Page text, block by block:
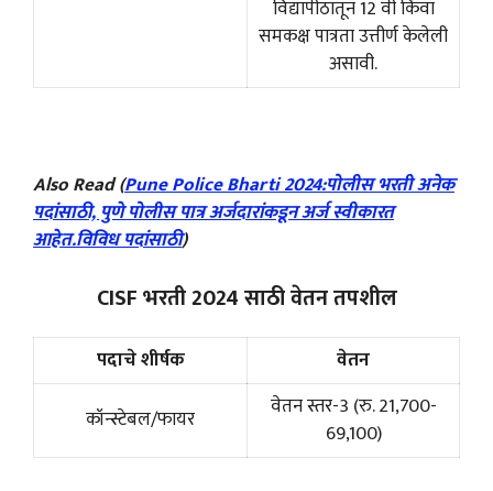
विद्यापीठातून 12 वी किंवा
समकक्ष पात्रता उत्तीर्ण केलेली
असावी.
Also Read (Pune Police Bharti 2024:पोलीस भरती अनेक
पदांसाठी, पुणे पोलीस पात्र अर्जदारांकडून अर्ज स्वीकारत
आहेत.विविध पदांसाठी)
CISF भरती 2024 साठी वेतन तपशील
पदाचे शीर्षक
वेतन
कॉन्स्टेबल/फायर
वेतन स्तर-3 (रु. 21,700-
69,100)